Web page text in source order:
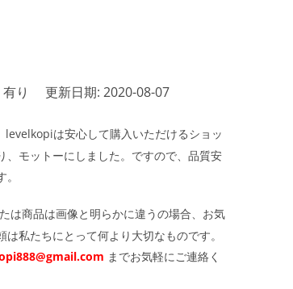
り 更新日期: 2020-08-07
は安心して購入いただけるショッ
モットーにしました。ですので、品質安
は商品は画像と明らかに違うの場合、お気
私たちにとって何より大切なものです。
までお気軽にご連絡く